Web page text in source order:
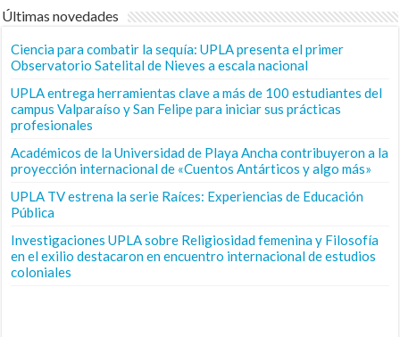
Últimas novedades
Ciencia para combatir la sequía: UPLA presenta el primer
Observatorio Satelital de Nieves a escala nacional
UPLA entrega herramientas clave a más de 100 estudiantes del
campus Valparaíso y San Felipe para iniciar sus prácticas
profesionales
Académicos de la Universidad de Playa Ancha contribuyeron a la
proyección internacional de «Cuentos Antárticos y algo más»
UPLA TV estrena la serie Raíces: Experiencias de Educación
Pública
Investigaciones UPLA sobre Religiosidad femenina y Filosofía
en el exilio destacaron en encuentro internacional de estudios
coloniales